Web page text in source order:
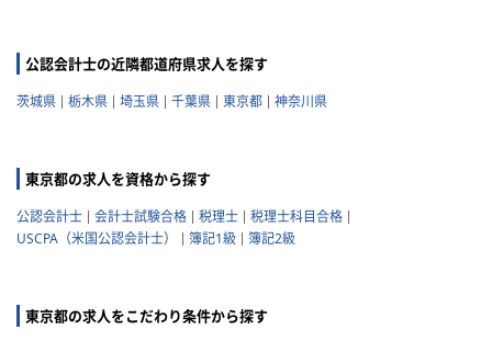
公認会計士の近隣都道府県求人を探す
茨城県 栃木県 埼玉県 千葉県 東京都 神奈川県
東京都の求人を資格から探す
公認会計士 会計士試験合格 税理士
税理士科目合格
USCPA（米国公認会計士）
簿記1級 簿記2級
東京都の求人をこだわり条件から探す